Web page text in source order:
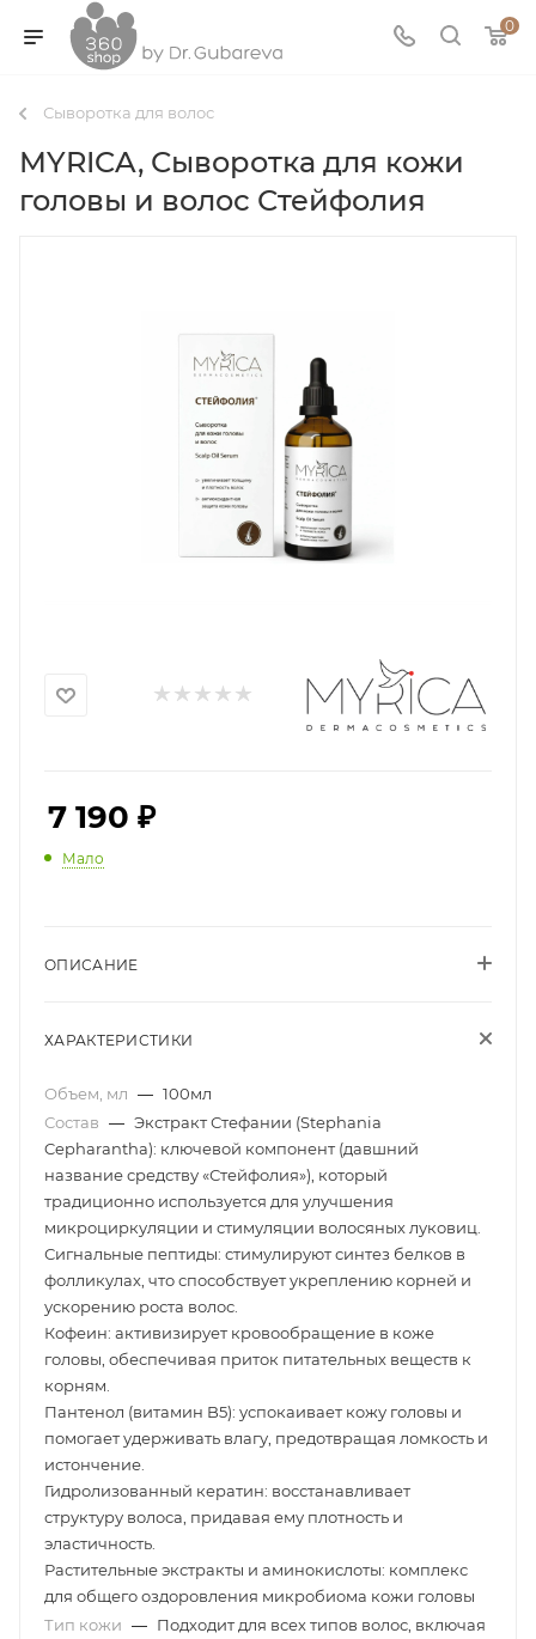
0
Сыворотка для волос
MYRICA, Сыворотка для кожи
головы и волос Стейфолия
7 190 ₽
Мало
ОПИСАНИЕ
ХАРАКТЕРИСТИКИ
Объем, мл — 100мл
Состав — Экстракт Стефании (Stephania
Cepharantha): ключевой компонент (давшний
название средству «Стейфолия»), который
традиционно используется для улучшения
микроциркуляции и стимуляции волосяных луковиц.
Сигнальные пептиды: стимулируют синтез белков в
фолликулах, что способствует укреплению корней и
ускорению роста волос.
Кофеин: активизирует кровообращение в коже
головы, обеспечивая приток питательных веществ к
корням.
Пантенол (витамин B5): успокаивает кожу головы и
помогает удерживать влагу, предотвращая ломкость и
истончение.
Гидролизованный кератин: восстанавливает
структуру волоса, придавая ему плотность и
эластичность.
Растительные экстракты и аминокислоты: комплекс
для общего оздоровления микробиома кожи головы
Тип кожи — Подходит для всех типов волос, включая